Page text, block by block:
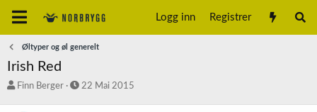
Logg inn Registrer
Øltyper og øl generelt
Irish Red
T
Finn Berger
S
22 Mai 2015